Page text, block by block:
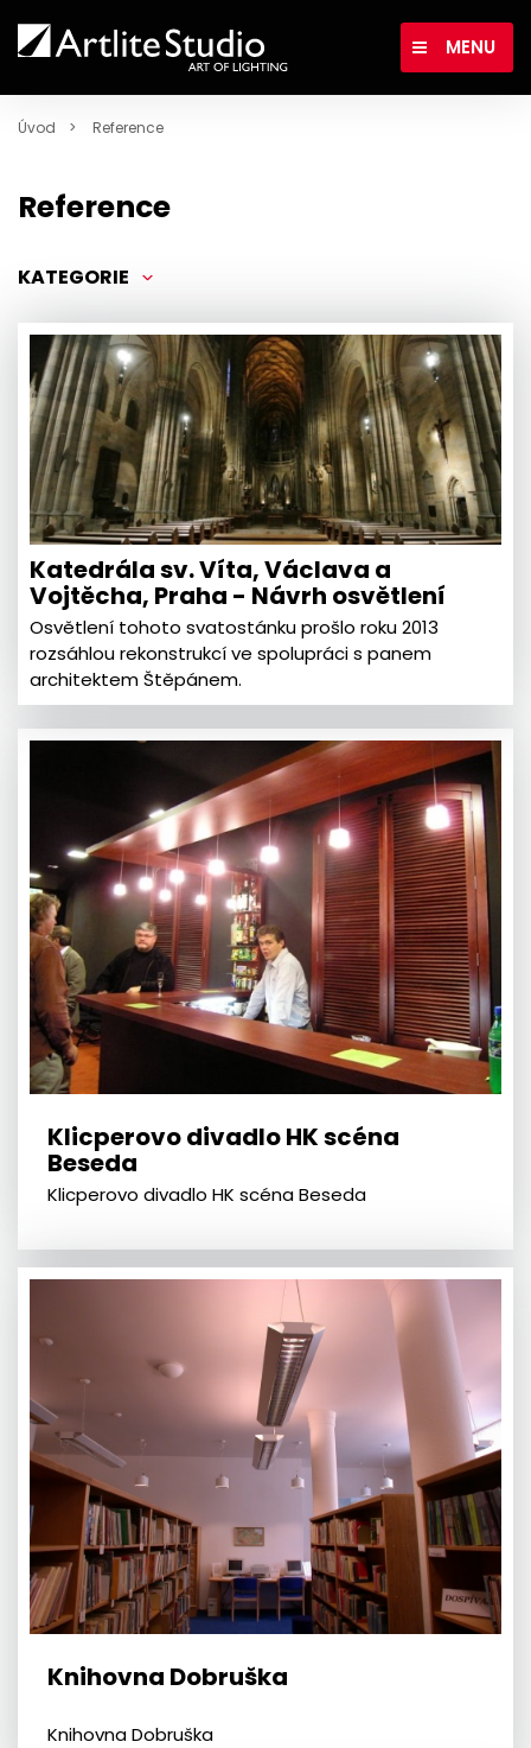
MENU
Úvod Reference
Reference
KATEGORIE
Katedrála sv. Víta, Václava a
Vojtěcha, Praha - Návrh osvětlení
Osvětlení tohoto svatostánku prošlo roku 2013
rozsáhlou rekonstrukcí ve spolupráci s panem
architektem Štěpánem.
Klicperovo divadlo HK scéna
Beseda
Klicperovo divadlo HK scéna Beseda
Knihovna Dobruška
Knihovna Dobruška